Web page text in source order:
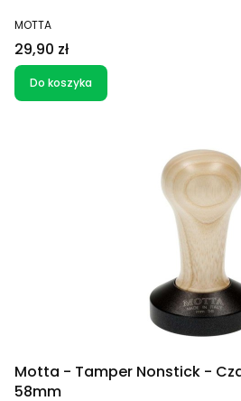
PRODUCENT
MOTTA
Cena
29,90 zł
Do koszyka
Motta - Tamper Nonstick -
58mm